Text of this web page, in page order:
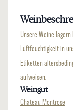
Unsere Weine
Luftfeuchtigkeit in
Etiketten
aufweisen.
Weingut
Chateau Montrose